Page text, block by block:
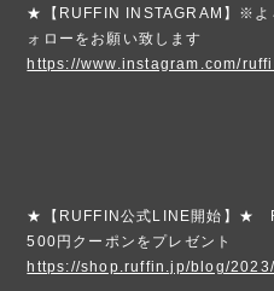
★【RUFFIN INSTAGRAM】※よ
ォローをお願い致します
https://www.instagram.com/
★【RUFFIN公式LINE開始】★
500円クーポンをプレゼント
https://shop.ruffin.jp/blog/